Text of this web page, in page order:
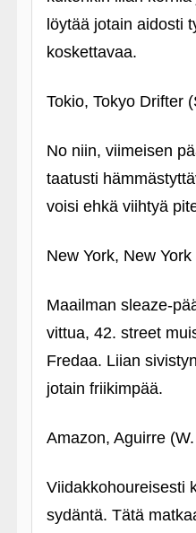
löytää jotain aidosti
koskettavaa.
Tokio, Tokyo Drifter
No niin, viimeisen
taatusti
voisi ehkä viihtyä
New York, New
Maailman sleaze-
vittua, 42. street
Fredaa. Liian
jotain friikimpää.
Amazon, Aguirre
Viidakkohoureisesti
sydäntä. Tätä